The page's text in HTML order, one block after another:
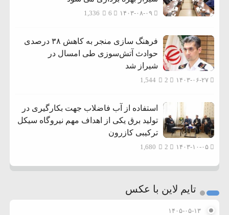
۱۴۰۳-۰۸-۰۹ 1,336
فرهنگ سازی منجر به کاهش ۳۸ درصدی
حوادث آتش‌سوزی طی امسال در
شیراز شد
۱۴۰۳-۰۶-۲۷ 1,544
استفاده از آب فاضلاب جهت بکارگیری در
تولید برق یکی از اهداف مهم نیروگاه سیکل
ترکیبی کازرون
۱۴۰۳-۱۰-۰۵ 1,680
تایم لاین با عکس
۱۴۰۵-۰۵-۱۳